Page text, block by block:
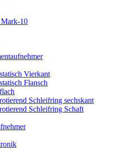
10
Vierkant
Flansch
Schleifring sechskant
Schleifring Schaft